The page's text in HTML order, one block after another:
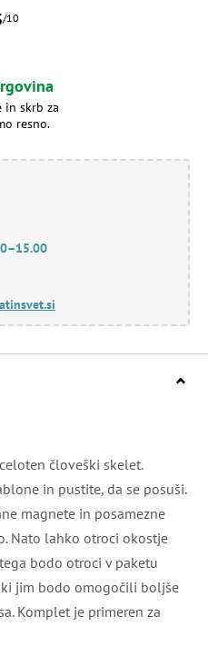
/10
skrb za
resno.
človeški skelet.
in pustite, da se posuši.
magnete in posamezne
Nato lahko otroci okostje
bodo otroci v paketu
jim bodo omogočili boljše
Komplet je primeren za